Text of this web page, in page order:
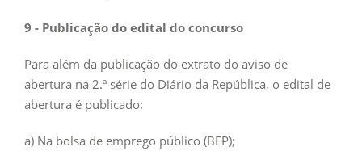
9 - Publicação do edital do concurso
Para além da publicação do extrato do aviso de
abertura na 2.ª série do Diário da República, o edital de
abertura é publicado:
a) Na bolsa de emprego público (BEP);